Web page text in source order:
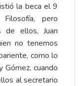
la beca el 9
pero
de ellos, Juan
no tenemos
como lo
cuando
al secretario